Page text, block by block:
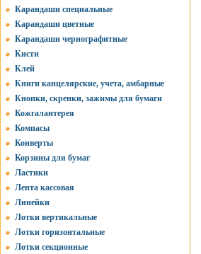
Карандаши специальные
Карандаши цветные
Карандаши чернографитные
Кисти
Клей
Книги канцелярские, учета, амбарные
Кнопки, скрепки, зажимы для бумаги
Кожгалантерея
Компасы
Конверты
Корзины для бумаг
Ластики
Лента кассовая
Линейки
Лотки вертикальные
Лотки горизонтальные
Лотки секционные